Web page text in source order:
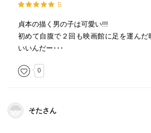
5
貞本の描く男の子は可愛い!!!
初めて自腹で２回も映画館に足を運んだ
いいんだー･･･
0
そたさん